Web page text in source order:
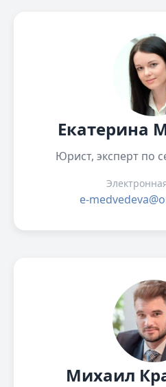
Екатерина
Юрист, эксперт по
e-
Михаил